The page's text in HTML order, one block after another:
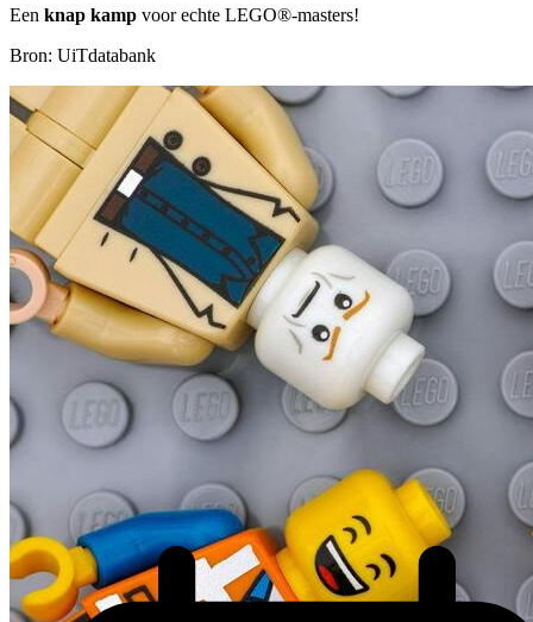
Een knap kamp voor echte LEGO®-masters!
Bron: UiTdatabank